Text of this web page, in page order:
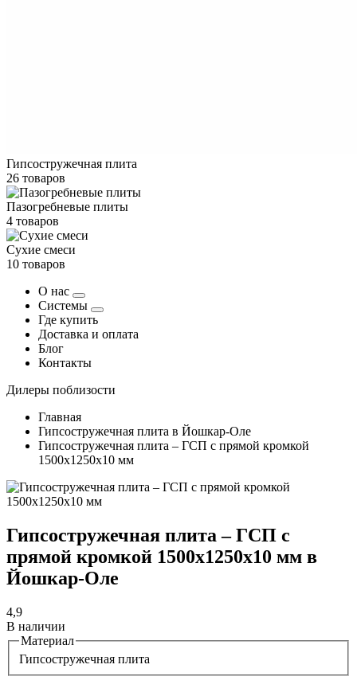
Гипсостружечная плита
26 товаров
Пазогребневые плиты
4 товаров
Сухие смеси
10 товаров
О нас
Системы
Где купить
Доставка и оплата
Блог
Контакты
Дилеры поблизости
Главная
Гипсостружечная плита в Йошкар-Оле
Гипсостружечная плита – ГСП с прямой кромкой
1500х1250х10 мм
Гипсостружечная плита – ГСП с
прямой кромкой 1500х1250х10 мм в
Йошкар-Оле
4,9
В наличии
Материал
Гипсостружечная плита